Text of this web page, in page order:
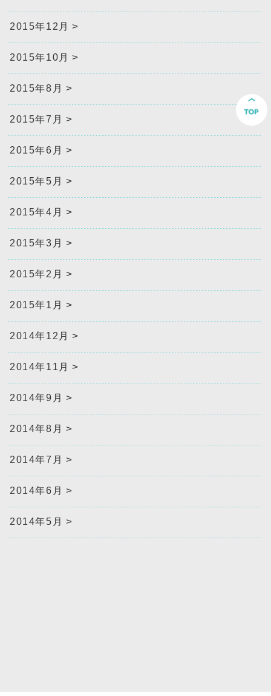
2015年12月
2015年10月
2015年8月
2015年7月
2015年6月
2015年5月
2015年4月
2015年3月
2015年2月
2015年1月
2014年12月
2014年11月
2014年9月
2014年8月
2014年7月
2014年6月
2014年5月